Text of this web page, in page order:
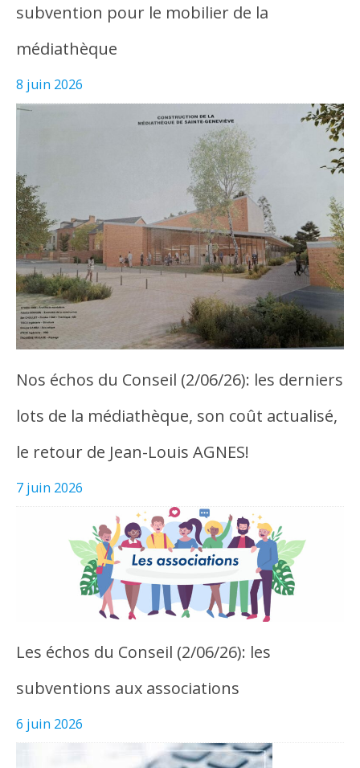
subvention pour le mobilier de la
médiathèque
8 juin 2026
Nos échos du Conseil (2/06/26): les derniers
lots de la médiathèque, son coût actualisé,
le retour de Jean-Louis AGNES!
7 juin 2026
Les échos du Conseil (2/06/26): les
subventions aux associations
6 juin 2026